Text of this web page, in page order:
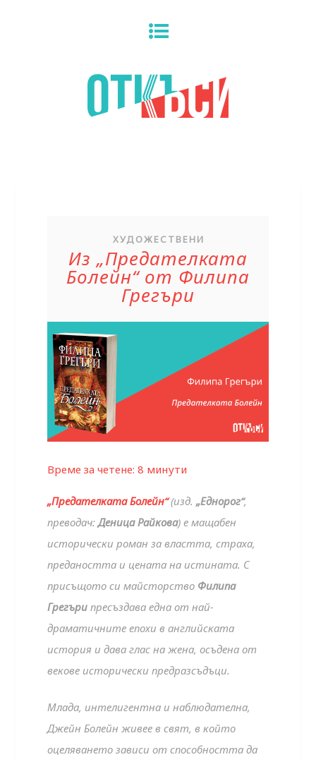
ХУДОЖЕСТВЕНИ
Из „Предателката
Болейн“ от Филипа
Грегъри
Време за четене:8 минути
„Предателката Болейн“(изд.„Еднорог“,
преводач:Деница Райкова) е мащабен
исторически роман за властта, страха,
предаността и цената на истината. С
присъщото си майсторство Филипа
Грегъри пресъздава една от най-
драматичните епохи в английската
история и дава глас на жена, осъдена от
векове исторически предразсъдъци.
Млада, интелигентна и наблюдателна,
Джейн Болейн живее в свят, в който
оцеляването зависи от способността да